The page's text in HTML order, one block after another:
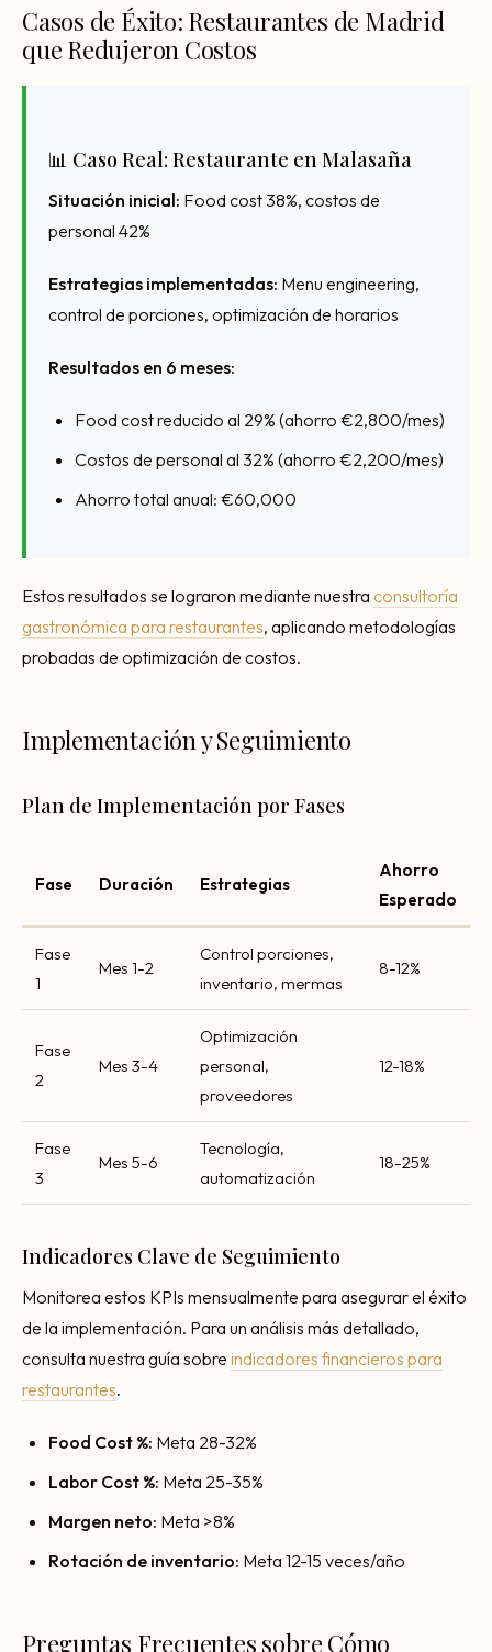
Casos de Éxito: Restaurantes de Madrid
que Redujeron Costos
📊 Caso Real: Restaurante en Malasaña
Situación inicial: Food cost 38%, costos de
personal 42%
Estrategias implementadas: Menu engineering,
control de porciones, optimización de horarios
Resultados en 6 meses:
Food cost reducido al 29% (ahorro €2,800/mes)
Costos de personal al 32% (ahorro €2,200/mes)
Ahorro total anual: €60,000
Estos resultados se lograron mediante nuestra consultoría
gastronómica para restaurantes, aplicando metodologías
probadas de optimización de costos.
Implementación y Seguimiento
Plan de Implementación por Fases
Fase Duración Estrategias
Ahorro
Esperado
Fase
1
Mes 1-2
Control porciones,
inventario, mermas
8-12%
Fase
2
Mes 3-4
Optimización
personal,
proveedores
12-18%
Fase
3
Mes 5-6
Tecnología,
automatización
18-25%
Indicadores Clave de Seguimiento
Monitorea estos KPIs mensualmente para asegurar el éxito
de la implementación. Para un análisis más detallado,
consulta nuestra guía sobre indicadores financieros para
restaurantes.
Food Cost %: Meta 28-32%
Labor Cost %: Meta 25-35%
Margen neto: Meta >8%
Rotación de inventario: Meta 12-15 veces/año
Preguntas Frecuentes sobre Cómo